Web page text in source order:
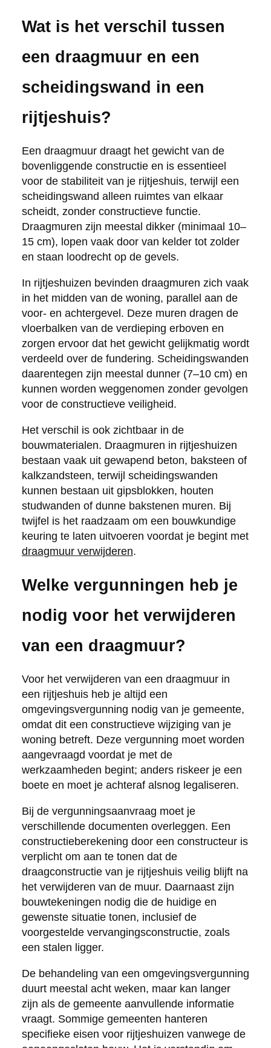
Wat is het verschil tussen
een draagmuur en een
scheidingswand in een
rijtjeshuis?
Een draagmuur draagt het gewicht van de
bovenliggende constructie en is essentieel
voor de stabiliteit van je rijtjeshuis, terwijl een
scheidingswand alleen ruimtes van elkaar
scheidt, zonder constructieve functie.
Draagmuren zijn meestal dikker (minimaal 10–
15 cm), lopen vaak door van kelder tot zolder
en staan loodrecht op de gevels.
In rijtjeshuizen bevinden draagmuren zich vaak
in het midden van de woning, parallel aan de
voor- en achtergevel. Deze muren dragen de
vloerbalken van de verdieping erboven en
zorgen ervoor dat het gewicht gelijkmatig wordt
verdeeld over de fundering. Scheidingswanden
daarentegen zijn meestal dunner (7–10 cm) en
kunnen worden weggenomen zonder gevolgen
voor de constructieve veiligheid.
Het verschil is ook zichtbaar in de
bouwmaterialen. Draagmuren in rijtjeshuizen
bestaan vaak uit gewapend beton, baksteen of
kalkzandsteen, terwijl scheidingswanden
kunnen bestaan uit gipsblokken, houten
studwanden of dunne bakstenen muren. Bij
twijfel is het raadzaam om een bouwkundige
keuring te laten uitvoeren voordat je begint met
draagmuur verwijderen.
Welke vergunningen heb je
nodig voor het verwijderen
van een draagmuur?
Voor het verwijderen van een draagmuur in
een rijtjeshuis heb je altijd een
omgevingsvergunning nodig van je gemeente,
omdat dit een constructieve wijziging van je
woning betreft. Deze vergunning moet worden
aangevraagd voordat je met de
werkzaamheden begint; anders riskeer je een
boete en moet je achteraf alsnog legaliseren.
Bij de vergunningsaanvraag moet je
verschillende documenten overleggen. Een
constructieberekening door een constructeur is
verplicht om aan te tonen dat de
draagconstructie van je rijtjeshuis veilig blijft na
het verwijderen van de muur. Daarnaast zijn
bouwtekeningen nodig die de huidige en
gewenste situatie tonen, inclusief de
voorgestelde vervangingsconstructie, zoals
een stalen ligger.
De behandeling van een omgevingsvergunning
duurt meestal acht weken, maar kan langer
zijn als de gemeente aanvullende informatie
vraagt. Sommige gemeenten hanteren
specifieke eisen voor rijtjeshuizen vanwege de